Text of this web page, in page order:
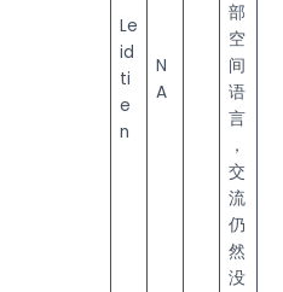
Le
id
ti
e
n
N
A
部
空
间
语
言
，
交
流
仍
然
没